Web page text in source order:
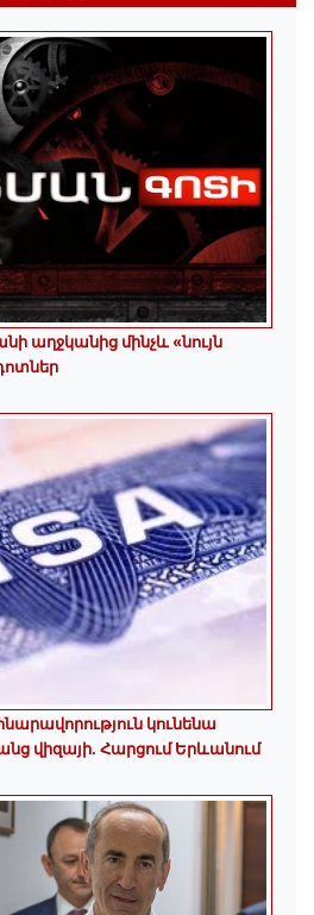
աղջկանից մինչև «նույն
կունենա
վիզայի. Հարցում Երևանում